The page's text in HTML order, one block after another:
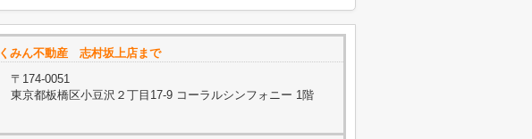
くみん不動産 志村坂上店まで
〒174-0051
東京都板橋区小豆沢２丁目17-9 コーラルシンフォニー 1階